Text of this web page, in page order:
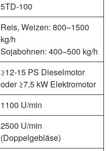
5TD-100
Reis, Weizen: 800–1500
kg/h
Sojabohnen: 400–500 kg/h
≥12-15 PS Dieselmotor
oder ≥7,5 kW Elektromotor
1100 U/min
2500 U/min
(Doppelgebläse)